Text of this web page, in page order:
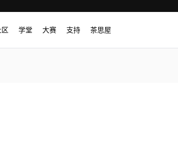
学堂 大赛 支持 茶思屋